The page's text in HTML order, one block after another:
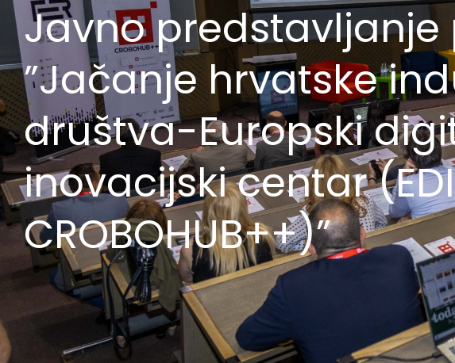
Javno predstavljanje
”Jačanje hrvatske
društva-Europski
inovacijski centar
CROBOHUB++)”